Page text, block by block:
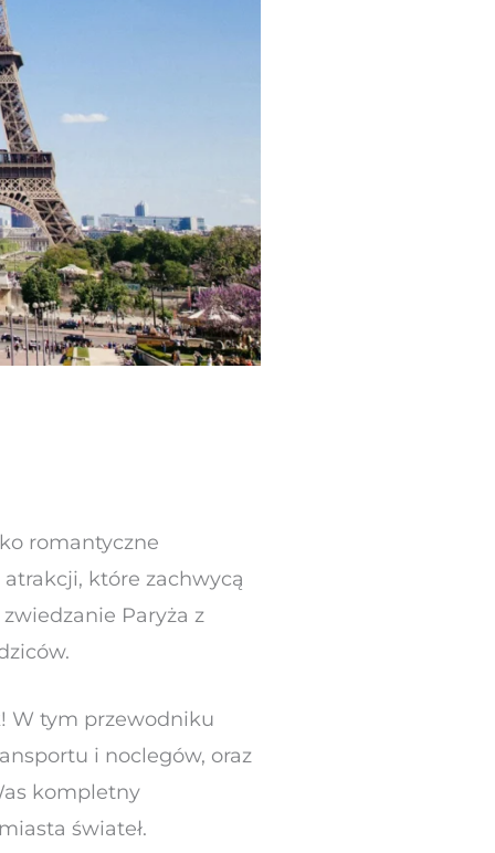
romantyczne
które zachwycą
zwiedzanie Paryża z
W tym przewodniku
i noclegów, oraz
kompletny
świateł.